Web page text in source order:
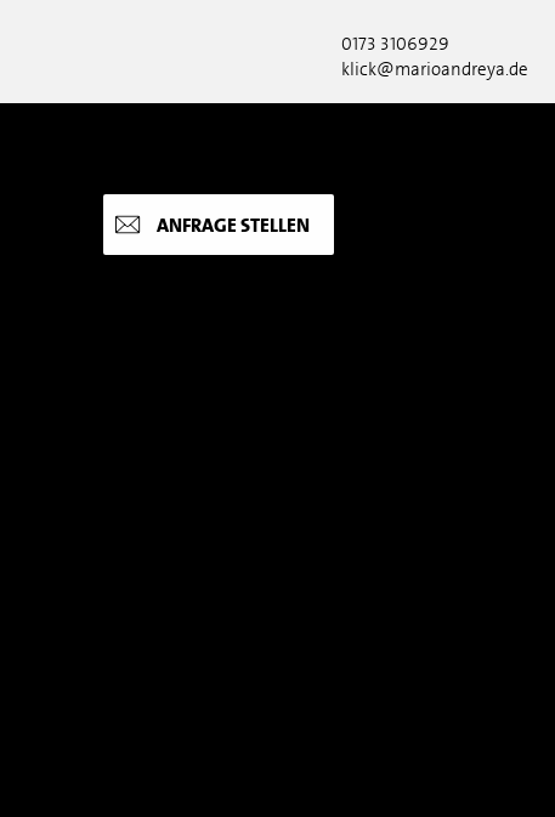
0173 3106929
klick@marioandreya.de
ANFRAGE STELLEN